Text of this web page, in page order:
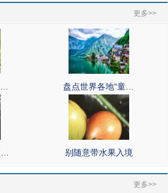
更多>>
盘点世界各地“童…
别随意带水果入境
更多>>